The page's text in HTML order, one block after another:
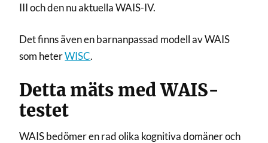
III och den nu aktuella WAIS-IV.
Det finns även en barnanpassad modell av WAIS
som heterWISC.
Detta mäts med WAIS-
testet
WAIS bedömer en rad olika kognitiva domäner och